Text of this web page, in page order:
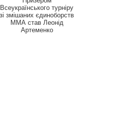
Всеукраїнського турніру
зі змішаних єдиноборств
ММА став Леонід
Артеменко